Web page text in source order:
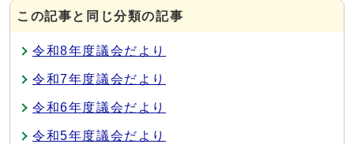
この記事と同じ分類の記事
令和8年度議会だより
令和7年度議会だより
令和6年度議会だより
令和5年度議会だより